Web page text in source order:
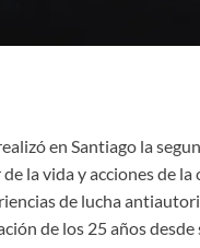
en Santiago la
la vida y acciones de
de lucha
de los 25 años desde